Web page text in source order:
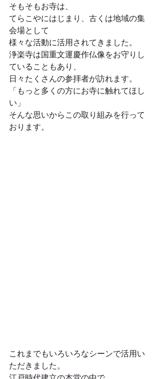
そもそもお寺は、
てらこやにはじまり、古くは地域の集
会場として
様々な活動に活用されてきました。
浄楽寺は国重文運慶作仏像をお守りし
ていることもあり、
日々たくさんの参拝者が訪れます。
「もっと多くの方にお寺に触れてほし
い」
そんな思いからこの取り組みを行って
おります。
これまでもいろいろなシーンで活用い
ただきました。